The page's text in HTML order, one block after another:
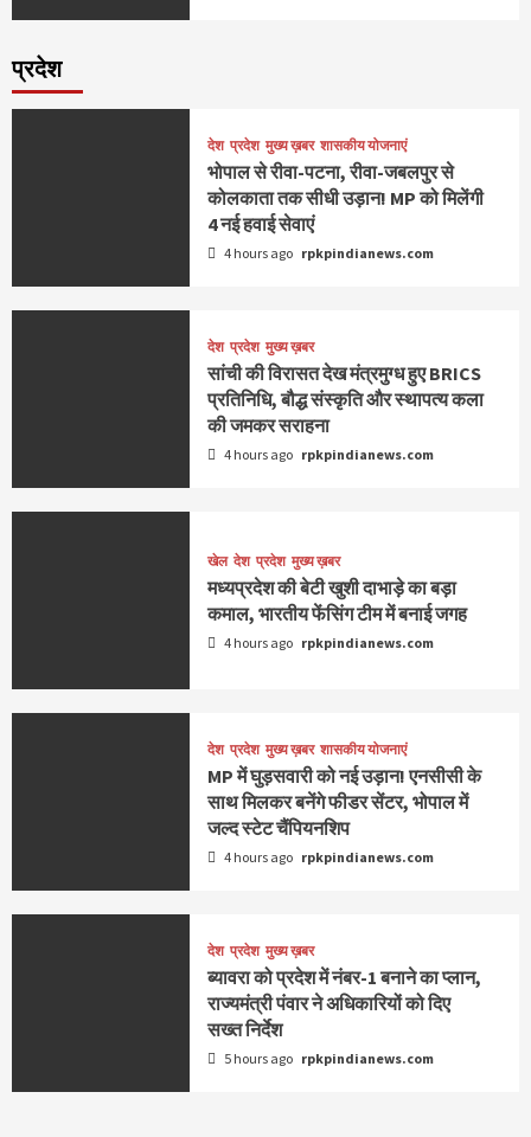
प्रदेश
देश प्रदेश मुख्य ख़बर शासकीय योजनाएं
भोपाल से रीवा-पटना, रीवा-जबलपुर से
कोलकाता तक सीधी उड़ान! MP को मिलेंगी
4 नई हवाई सेवाएं
4 hours ago rpkpindianews.com
देश प्रदेश मुख्य ख़बर
सांची की विरासत देख मंत्रमुग्ध हुए BRICS
प्रतिनिधि, बौद्ध संस्कृति और स्थापत्य कला
की जमकर सराहना
4 hours ago rpkpindianews.com
खेल देश प्रदेश मुख्य ख़बर
मध्यप्रदेश की बेटी खुशी दाभाड़े का बड़ा
कमाल, भारतीय फेंसिंग टीम में बनाई जगह
4 hours ago rpkpindianews.com
देश प्रदेश मुख्य ख़बर शासकीय योजनाएं
MP में घुड़सवारी को नई उड़ान! एनसीसी के
साथ मिलकर बनेंगे फीडर सेंटर, भोपाल में
जल्द स्टेट चैंपियनशिप
4 hours ago rpkpindianews.com
देश प्रदेश मुख्य ख़बर
ब्यावरा को प्रदेश में नंबर-1 बनाने का प्लान,
राज्यमंत्री पंवार ने अधिकारियों को दिए
सख्त निर्देश
5 hours ago rpkpindianews.com